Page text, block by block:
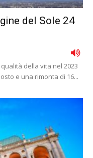
del Sole 24
della vita nel 2023
e una rimonta di 16...